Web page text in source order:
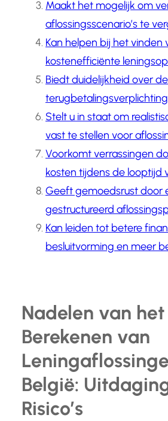
Maakt het mogelijk om
aflossingsscenario’s te
Kan helpen bij het vinden
kostenefficiënte
Biedt duidelijkheid over
Stelt u in staat om
vast te stellen voor
Voorkomt verrassingen
kosten tijdens de looptijd
Geeft gemoedsrust door
gestructureerd
Kan leiden tot betere
besluitvorming en meer
Nadelen van het
Berekenen van
België:
Risico’s